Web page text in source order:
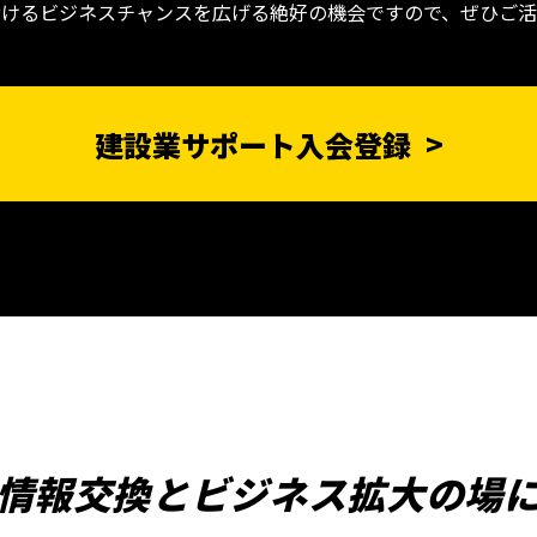
るビジネスチャンスを広げる絶好の機会ですので、ぜひご活
建設業サポート入会登録
情報交換とビジネス拡大の場